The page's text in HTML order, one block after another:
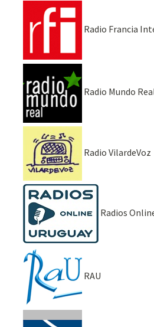
Radio Francia
Radio Mundo
Radio VilardeVoz
Radios
RAU